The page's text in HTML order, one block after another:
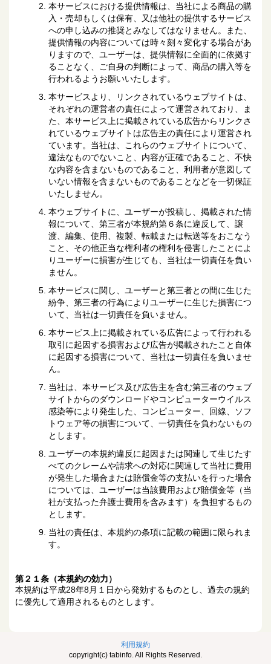
本サービスにおける提供情報は、当社による商品の購
入・売却もしくは保有、又は他社の提供するサービス
への申し込みの推奨とみなしてはなりません。また、
提供情報の内容については時々刻々変化する場合があ
りますので、ユーザーは、提供情報に全面的に依拠す
ることなく、ご自身の判断によって、商品の購入等を
行われるようお願いいたします。
本サービスより、リンクされているウェブサイトは、
それぞれの運営者の責任によって運営されており、ま
た、本サービス上に掲載されている広告からリンクさ
れているウェブサイトは広告主の責任により運営され
ています。当社は、これらのウェブサイトについて、
違法なものでないこと、内容が正確であること、不快
な内容を含まないものであること、利用者が意図して
いない情報を含まないものであることなどを一切保証
いたしません。
本ウェブサイトに、ユーザーが投稿し、掲載された情
報について、第三者が本規約第６条に違反して、譲
渡、編集、使用、複製、転載または転送等をおこなう
こと、その他正当な権利者の権利を侵害したことによ
りユーザーに損害が生じても、当社は一切責任を負い
ません。
本サービスに関し、ユーザーと第三者との間に生じた
紛争、第三者の行為によりユーザーに生じた損害につ
いて、当社は一切責任を負いません。
本サービス上に掲載されている広告によって行われる
取引に起因する損害および広告が掲載されたこと自体
に起因する損害について、当社は一切責任を負いませ
ん。
当社は、本サービス及び広告主を含む第三者のウェブ
サイトからのダウンロードやコンピューターウイルス
感染等により発生した、コンピューター、回線、ソフ
トウェア等の損害について、一切責任を負わないもの
とします。
ユーザーの本規約違反に起因または関連して生じたす
べてのクレームや請求への対応に関連して当社に費用
が発生した場合または賠償金等の支払いを行った場合
については、ユーザーは当該費用および賠償金等（当
社が支払った弁護士費用を含みます）を負担するもの
とします。
当社の責任は、本規約の条項に記載の範囲に限られま
す。
第２１条（本規約の効力）
本規約は平成28年8月１日から発効するものとし、過去の規約
に優先して適用されるものとします。
利用規約
copyright(c) tabinfo. All Rights Reserved.